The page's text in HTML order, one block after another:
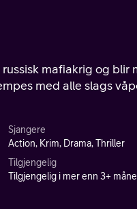
mafiakrig og blir
med alle slags
Sjangere
Action, Krim, Drama, Thriller
Tilgjengelig
Tilgjengelig i mer enn 3+